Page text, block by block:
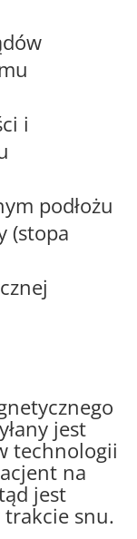
i
podłożu
(stopa
jest
technologii
na
jest
snu.